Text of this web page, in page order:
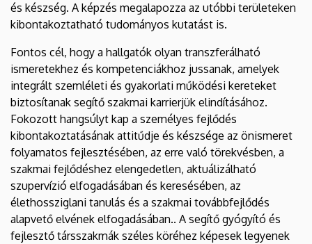
és készség. A képzés megalapozza az utóbbi területeken
kibontakoztatható tudományos kutatást is.
Fontos cél, hogy a hallgatók olyan transzferálható
ismeretekhez és kompetenciákhoz jussanak, amelyek
integrált szemléleti és gyakorlati működési kereteket
biztosítanak segítő szakmai karrierjük elindításához.
Fokozott hangsúlyt kap a személyes fejlődés
kibontakoztatásának attitűdje és készsége az önismeret
folyamatos fejlesztésében, az erre való törekvésben, a
szakmai fejlődéshez elengedetlen, aktuálizálható
szupervízió elfogadásában és keresésében, az
élethossziglani tanulás és a szakmai továbbfejlődés
alapvető elvének elfogadásában.. A segítő gyógyító és
fejlesztő társszakmák széles köréhez képesek legyenek